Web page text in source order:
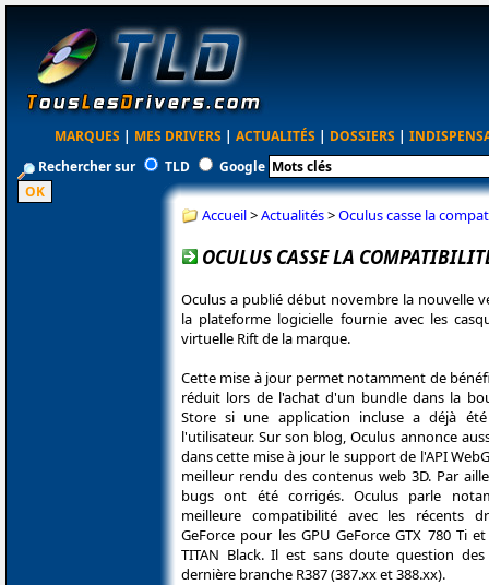
MARQUES | MES DRIVERS | ACTUALITÉS | DOSSIERS |
Rechercher sur
TLD Google
Accueil>Actualités>Oculus casse la
OCULUS CASSE LA
Oculus a publié début novembre la nouvelle
la plateforme logicielle fournie avec les
virtuelle Rift de la marque.
Cette mise à jour permet notamment de
réduit lors de l'achat d'un bundle dans la
Store si une application incluse a déjà
l'utilisateur. Sur son blog, Oculus annonce
dans cette mise à jour le support de l'API
meilleur rendu des contenus web 3D. Par
bugs ont été corrigés. Oculus parle
meilleure compatibilité avec les récents
GeForce pour les GPU GeForce GTX 780 Ti et
TITAN Black. Il est sans doute question
dernière branche R387 (387.xx et 388.xx).